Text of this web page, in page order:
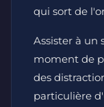
qui sort de
Assister à un
moment de
des
particulière